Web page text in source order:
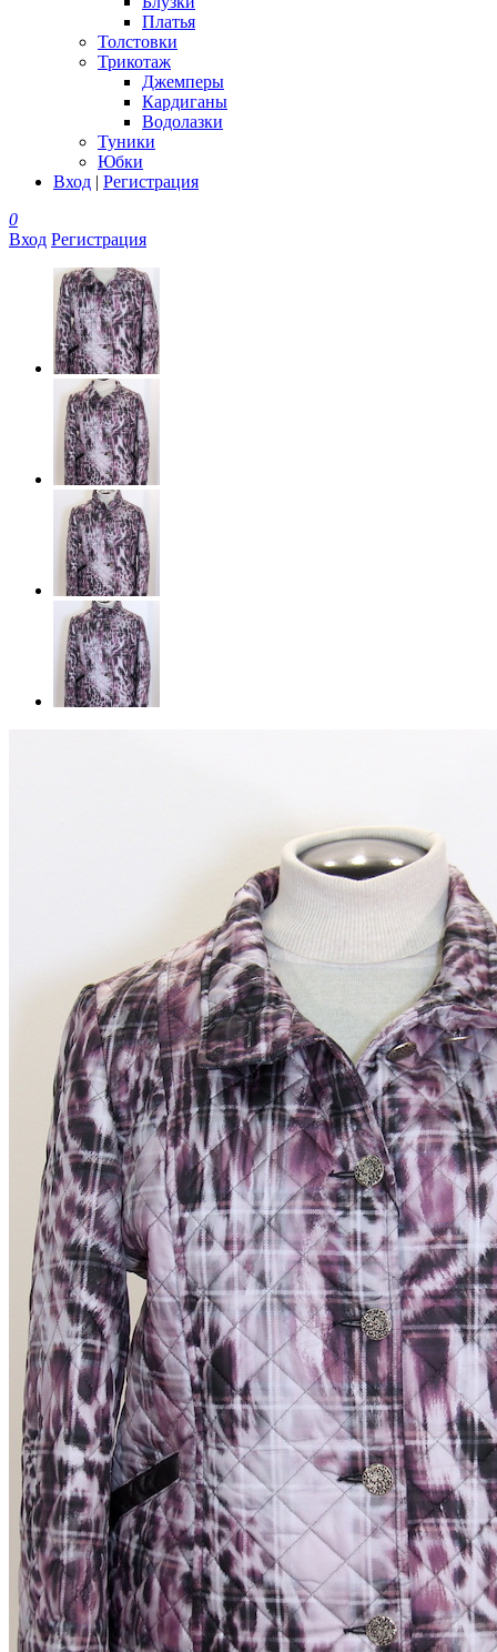
Платья
Толстовки
Трикотаж
Джемперы
Кардиганы
Водолазки
Туники
Юбки
Вход | Регистрация
0
Вход Регистрация